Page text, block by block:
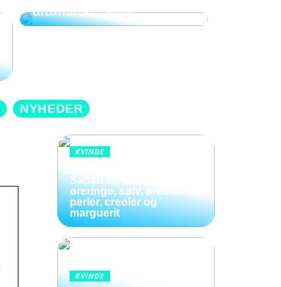
ultimative guide
NYHEDER
KVINDE
Sådan styler du hænge
øreringe, sølv, ørestikker,
perler, creoler og
marguerit
KVINDE